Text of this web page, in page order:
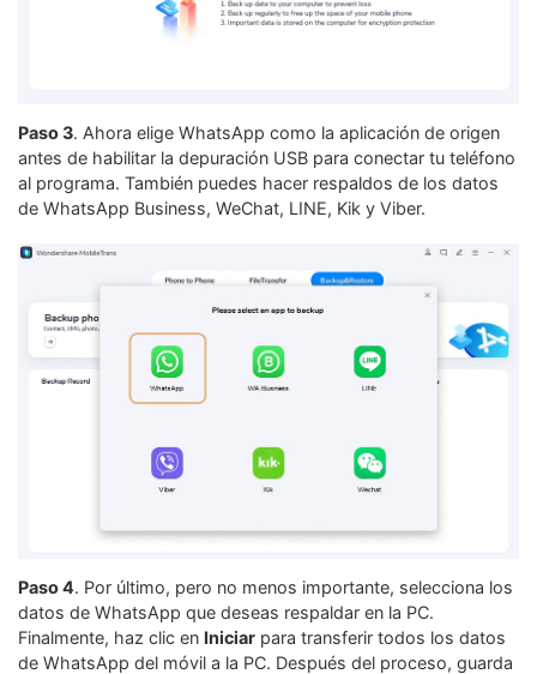
Paso 3. Ahora elige WhatsApp como la aplicación de origen
antes de habilitar la depuración USB para conectar tu teléfono
al programa. También puedes hacer respaldos de los datos
de WhatsApp Business, WeChat, LINE, Kik y Viber.
Paso 4. Por último, pero no menos importante, selecciona los
datos de WhatsApp que deseas respaldar en la PC.
Finalmente, haz clic en Iniciar para transferir todos los datos
de WhatsApp del móvil a la PC. Después del proceso, guarda